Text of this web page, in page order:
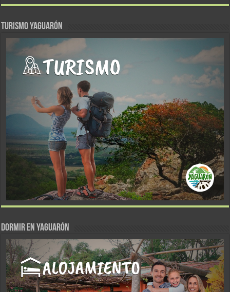
TURISMO YAGUARÓN
DORMIR EN YAGUARÓN